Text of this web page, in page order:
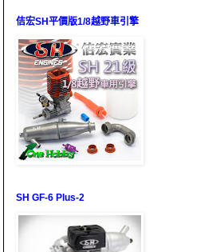
佶宏SH平價版1/8越野車引擎
SH GF-6 Plus-2